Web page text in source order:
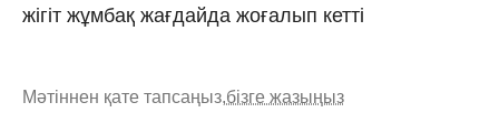
жігіт жұмбақ жағдайда жоғалып кетті
Мәтіннен қате тапсаңыз,бізге жазыңыз